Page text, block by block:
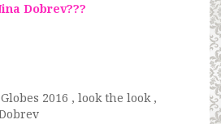
Dobrev???
2016 , look the look,